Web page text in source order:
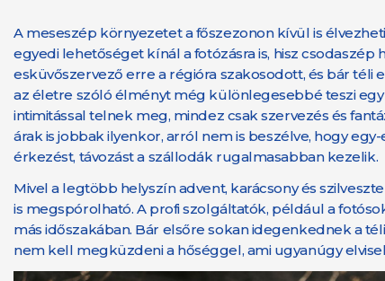
A meseszép környezetet a főszezonon kívül is
egyedi lehetőséget kínál a fotózásra is, hisz
esküvőszervező erre a régióra szakosodott, és bár
az életre szóló élményt még különlegesebbé teszi
intimitással telnek meg, mindez csak szervezés és
árak is jobbak ilyenkor, arról nem is beszélve, hogy
érkezést, távozást a szállodák rugalmasabban kezelik.
Mivel a legtöbb helyszín advent, karácsony és
is megspórolható. A profi szolgáltatók, például a
más időszakában. Bár elsőre sokan idegenkednek a
nem kell megküzdeni a hőséggel, ami ugyanúgy